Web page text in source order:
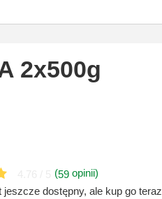
2x500g
(59 opinii)
jeszcze dostępny, ale kup go teraz